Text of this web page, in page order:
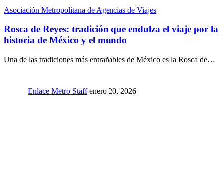
Asociación Metropolitana de Agencias de Viajes
Rosca de Reyes: tradición que endulza el viaje por la
historia de México y el mundo
Una de las tradiciones más entrañables de México es la Rosca de…
Enlace Metro Staff enero 20, 2026